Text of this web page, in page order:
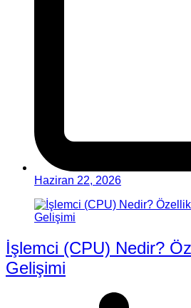
Haziran 22, 2026
İşlemci (CPU) Nedir?
Gelişimi